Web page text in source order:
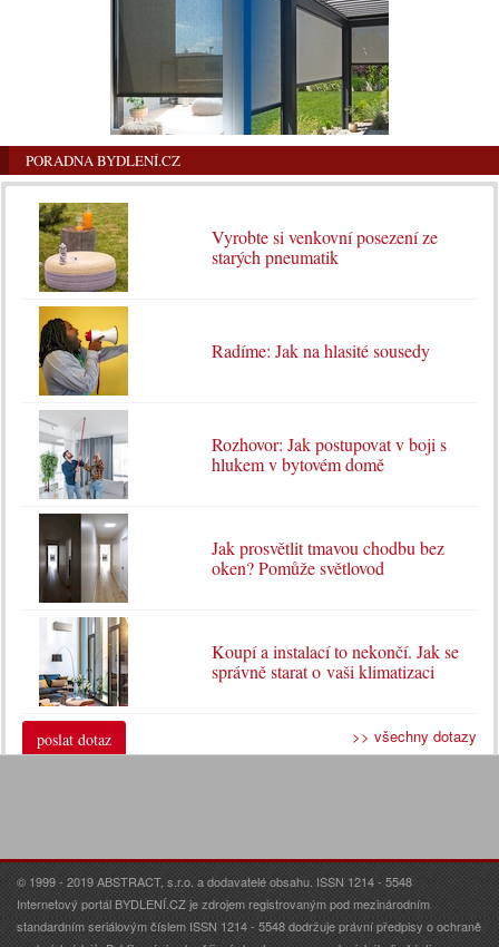
PORADNA BYDLENÍ.CZ
Vyrobte si venkovní posezení ze
starých pneumatik
Radíme: Jak na hlasité sousedy
Rozhovor: Jak postupovat v boji s
hlukem v bytovém domě
Jak prosvětlit tmavou chodbu bez
oken? Pomůže světlovod
Koupí a instalací to nekončí. Jak se
správně starat o vaši klimatizaci
poslat dotaz >> všechny dotazy
© 1999 - 2019 ABSTRACT, s.r.o. a dodavatelé obsahu. ISSN 1214 - 5548
Internetový portál BYDLENÍ.CZ je zdrojem registrovaným pod mezinárodním
standardním seriálovým číslem ISSN 1214 - 5548 dodržuje právní předpisy o ochraně